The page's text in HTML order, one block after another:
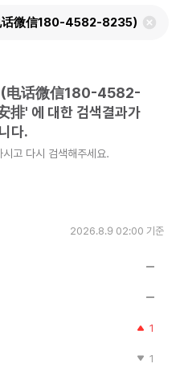
검
电话微信180-4582-
排' 에 대한 검색결과가
다.
고 다시 검색해주세요.
2026.8.9 02:00 기준
1
1